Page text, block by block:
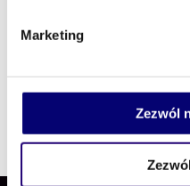
Marketing
Zezwól
operacyjne
compliance
przekuć
konkurencyjną